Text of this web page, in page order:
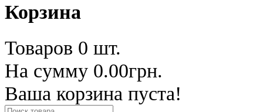
Корзина
Товаров 0 шт.
На сумму 0.00грн.
Ваша корзина пуста!